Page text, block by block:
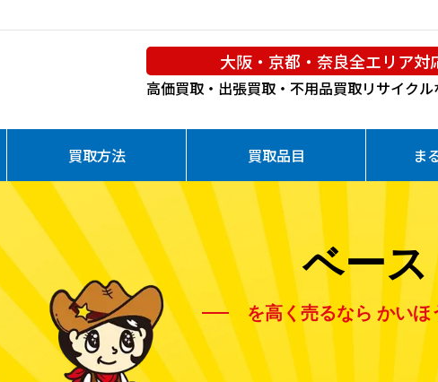
大阪・京都・奈良全エリア対
高価買取・出張買取・不用品買取リサイク
買取方法 買取品目 ま
ベース
を高く売るなら かいほ